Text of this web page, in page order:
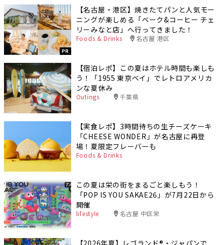
PR
【名古屋・港区】焼きたてパンと人気モー
ニングが楽しめる「ベーク&コーヒー チェ
リーみなと店」へ行ってきました！
Foods & Drinks 名古屋 港区
【宿泊レポ】この夏はホテル時間も楽しも
う！「1955 東京ベイ」でレトロアメリカ
ンな夏休み
Outings 千葉県
【実食レポ】3時間待ちの生チーズケーキ
「CHEESE WONDER」が名古屋に再登
場！夏限定フレーバーも
Foods & Drinks
この夏は栄の街をまるごと楽しもう！
「POP IS YOU SAKAE26」が7月22日から
開催
lifestyle 名古屋 中区栄